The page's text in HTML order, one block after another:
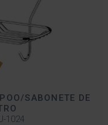
SABONETE DE
1024